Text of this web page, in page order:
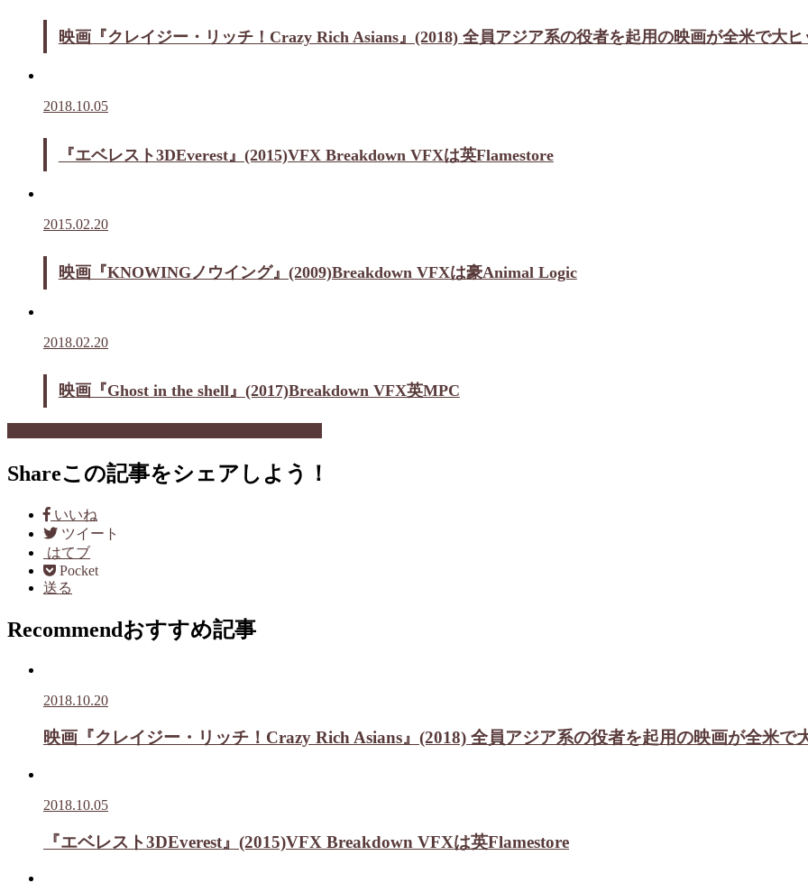
映画『クレイジー・リッチ！Crazy Rich Asians』(2018) 全員アジア系の役者を起用の映画が全米で大ヒ
2018.10.05
『エベレスト3DEverest』(2015)VFX Breakdown VFXは英Flamestore
2015.02.20
映画『KNOWINGノウイング』(2009)Breakdown VFXは豪Animal Logic
2018.02.20
映画『Ghost in the shell』(2017)Breakdown VFX英MPC
Shareこの記事をシェアしよう！
いいね
ツイート
はてブ
Pocket
送る
Recommendおすすめ記事
2018.10.20
映画『クレイジー・リッチ！Crazy Rich Asians』(2018) 全員アジア系の役者を起用の映画が全米で
2018.10.05
『エベレスト3DEverest』(2015)VFX Breakdown VFXは英Flamestore